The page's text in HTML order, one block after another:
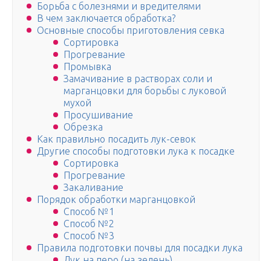
Борьба с болезнями и вредителями
В чем заключается обработка?
Основные способы приготовления севка
Сортировка
Прогревание
Промывка
Замачивание в растворах соли и
марганцовки для борьбы с луковой
мухой
Просушивание
Обрезка
Как правильно посадить лук-севок
Другие способы подготовки лука к посадке
Сортировка
Прогревание
Закаливание
Порядок обработки марганцовкой
Способ №1
Способ №2
Способ №3
Правила подготовки почвы для посадки лука